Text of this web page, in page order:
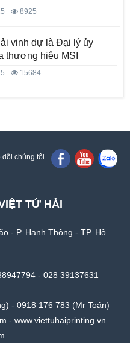
8925
vinh dự là Đại lý ủy
thương hiệu MSI
15684
dõi chúng tôi
TỨ HẢI
- P. Hạnh Thông - TP. Hồ
- 028 39137631
- 0918 176 783 (Mr Toán)
- www.viettuhaiprinting.vn